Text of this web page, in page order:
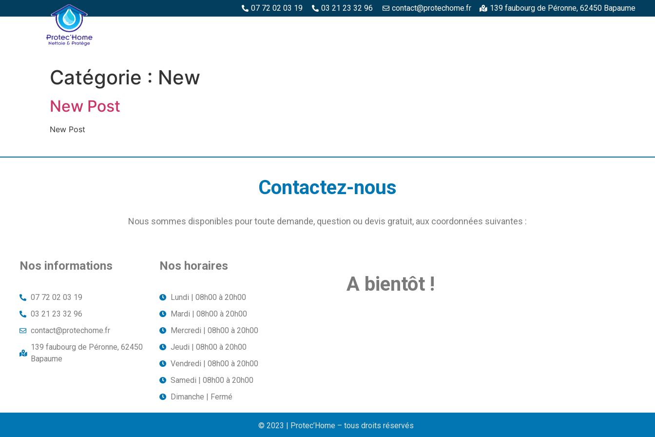
07 72 02 03 19 03 21 23 32 96 contact@protechome.fr 139 faubourg de Péronne, 62450 Bapaume
Catégorie : New
New Post
New Post
Contactez-nous
Nous sommes disponibles pour toute demande, question ou devis gratuit, aux coordonnées suivantes :
Nos informations
07 72 02 03 19
03 21 23 32 96
contact@protechome.fr
139 faubourg de Péronne, 62450
Bapaume
Nos horaires
Lundi | 08h00 à 20h00
Mardi | 08h00 à 20h00
Mercredi | 08h00 à 20h00
Jeudi | 08h00 à 20h00
Vendredi | 08h00 à 20h00
Samedi | 08h00 à 20h00
Dimanche | Fermé
A bientôt !
© 2023 | Protec’Home – tous droits réservés